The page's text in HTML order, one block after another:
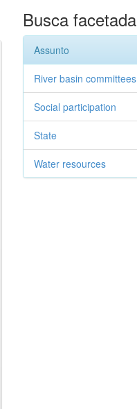
Busca facetada
Assunto
River basin committees
Social participation
State
Water resources